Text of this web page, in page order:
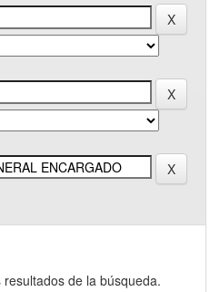
de la búsqueda.